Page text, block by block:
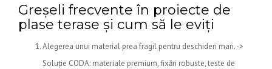
Greșeli frecvente în proiecte de
plase terase și cum să le eviți
Alegerea unui material prea fragil pentru deschideri mari. ->
Soluție CODA: materiale premium, fixări robuste, teste de